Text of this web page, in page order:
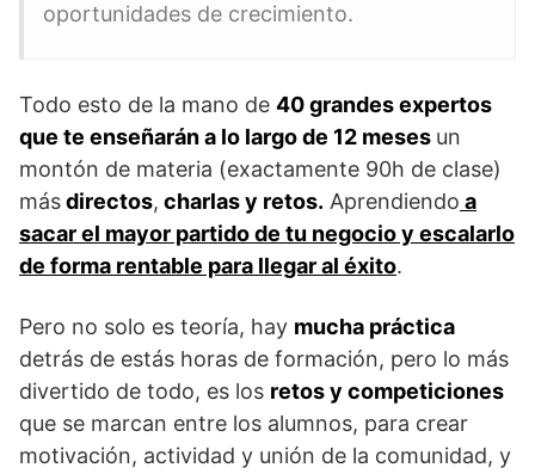
oportunidades de crecimiento.
Todo esto de la mano de 40 grandes expertos
que te enseñarán a lo largo de 12 meses un
montón de materia (exactamente 90h de clase)
másdirectos, charlas y retos. Aprendiendo a
sacar el mayor partido de tu negocio y escalarlo
de forma rentable para llegar al éxito.
Pero no solo es teoría, hay mucha práctica
detrás de estás horas de formación, pero lo más
divertido de todo, es los retos y competiciones
que se marcan entre los alumnos, para crear
motivación, actividad y unión de la comunidad, y